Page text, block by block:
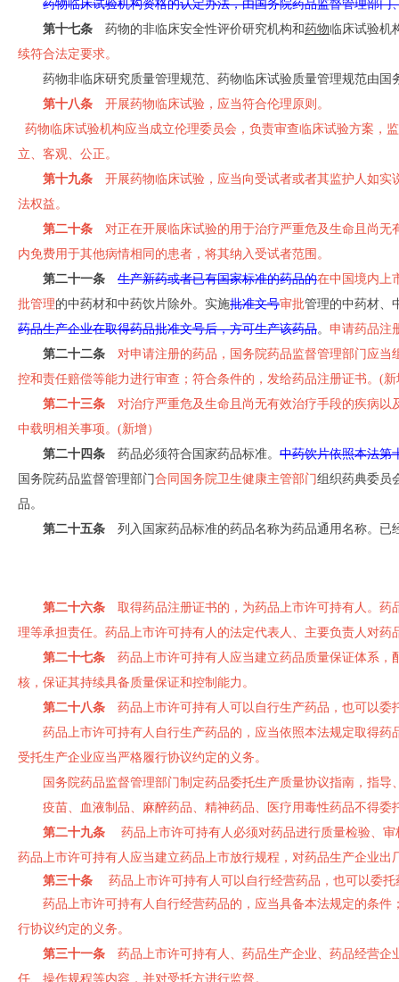
药物临床试验机构资格的认定办法，由国务院药品监督管理部
第十七条 药物的非临床安全性评价研究机构和药物临床试验机
续符合法定要求。
药物非临床研究质量管理规范、药物临床试验质量管理规范由国
第十八条 开展药物临床试验，应当符合伦理原则。
药物临床试验机构应当成立伦理委员会，负责审查临床试验方案，
立、客观、公正。
第十九条 开展药物临床试验，应当向受试者或者其监护人如实
法权益。
第二十条 对正在开展临床试验的用于治疗严重危及生命且尚无
内免费用于其他病情相同的患者，将其纳入受试者范围。
第二十一条
生产新药或者已有国家标准的药品的在中国境内上
批管理的中药材和中药饮片除外。实施批准文号审批管理的中药材、
药品生产企业在取得药品批准文号后，方可生产该药品。 申请药品注
第二十二条 对申请注册的药品，国务院药品监督管理部门应当
控和责任赔偿等能力进行审查；符合条件的，发给药品注册证书。(新
第二十三条 对治疗严重危及生命且尚无有效治疗手段的疾病以
中载明相关事项。(新增）
第二十四条 药品必须符合国家药品标准。 中药饮片依照本法第
国务院药品监督管理部门合同国务院卫生健康主管部门组织药典委员
品。
第二十五条 列入国家药品标准的药品名称为药品通用名称。已
第二十六条 取得药品注册证书的，为药品上市许可持有人。药
理等承担责任。药品上市许可持有人的法定代表人、主要负责人对药
第二十七条 药品上市许可持有人应当建立药品质量保证体系，
核，保证其持续具备质量保证和控制能力。
第二十八条 药品上市许可持有人可以自行生产药品，也可以委
药品上市许可持有人自行生产药品的，应当依照本法规定取得
受托生产企业应当严格履行协议约定的义务。
国务院药品监督管理部门制定药品委托生产质量协议指南，指
疫苗、血液制品、麻醉药品、精神药品、医疗用毒性药品不得
第二十九条 药品上市许可持有人必须对药品进行质量检验、审
药品上市许可持有人应当建立药品上市放行规程，对药品生产企业出
第三十条 药品上市许可持有人可以自行经营药品，也可以委托
药品上市许可持有人自行经营药品的，应当具备本法规定的条
行协议约定的义务。
第三十一条 药品上市许可持有人、药品生产企业、药品经营企
任、操作规程等内容，并对受托方进行监督。